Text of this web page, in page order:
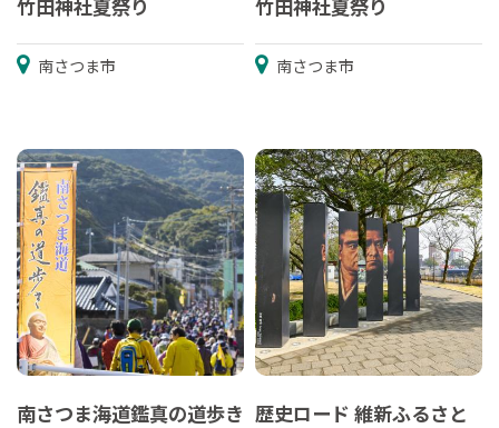
竹田神社夏祭り
南さつま市
竹田神社夏祭り
南さつま市
南さつま海道鑑真の道歩き 歴史ロード 維新ふるさと